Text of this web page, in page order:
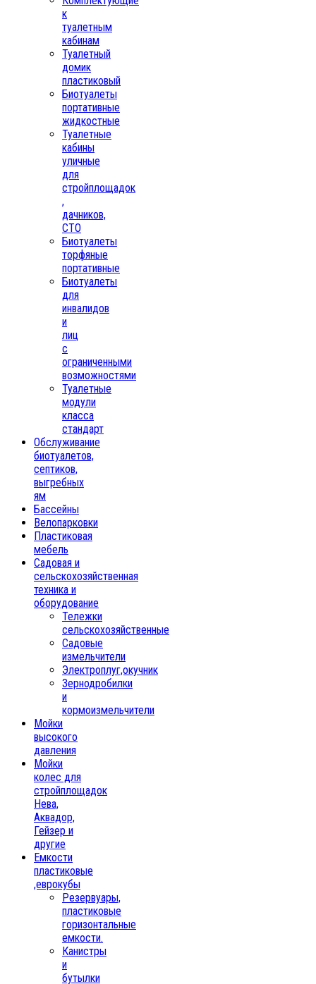
к
туалетным
кабинам
Туалетный
домик
пластиковый
Биотуалеты
портативные
жидкостные
Туалетные
кабины
уличные
для
стройплощадок
,
дачников,
СТО
Биотуалеты
торфяные
портативные
Биотуалеты
для
инвалидов
и
лиц
с
ограниченными
возможностями
Туалетные
модули
класса
стандарт
Обслуживание
биотуалетов,
септиков,
выгребных
ям
Бассейны
Велопарковки
Пластиковая
мебель
Садовая и
сельскохозяйственная
техника и
оборудование
Тележки
сельскохозяйственные
Садовые
измельчители
Электроплуг,окучник
Зернодробилки
и
кормоизмельчители
Мойки
высокого
давления
Мойки
колес для
стройплощадок
Нева,
Аквадор,
Гейзер и
другие
Емкости
пластиковые
,еврокубы
Резервуары,
пластиковые
горизонтальные
емкости.
Канистры
и
бутылки